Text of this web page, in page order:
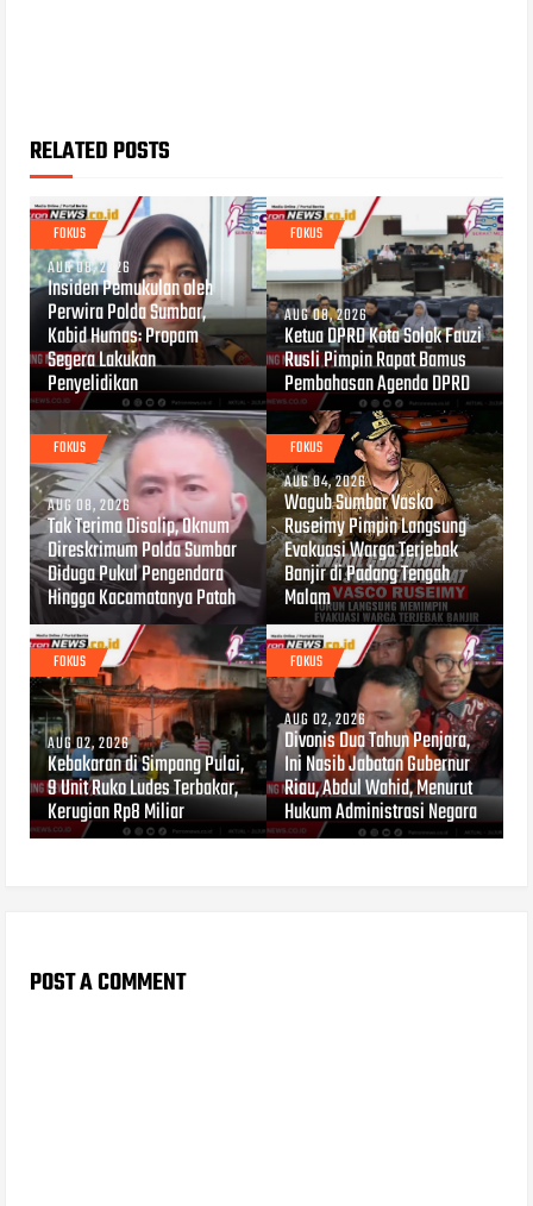
RELATED POSTS
FOKUS
AUG 08, 2026
Insiden Pemukulan oleh
Perwira Polda Sumbar,
Kabid Humas: Propam
Segera Lakukan
Penyelidikan
FOKUS
AUG 08, 2026
Ketua DPRD Kota Solok Fauzi
Rusli Pimpin Rapat Bamus
Pembahasan Agenda DPRD
FOKUS
AUG 08, 2026
Tak Terima Disalip, Oknum
Direskrimum Polda Sumbar
Diduga Pukul Pengendara
Hingga Kacamatanya Patah
FOKUS
AUG 04, 2026
Wagub Sumbar Vasko
Ruseimy Pimpin Langsung
Evakuasi Warga Terjebak
Banjir di Padang Tengah
Malam
FOKUS
AUG 02, 2026
Kebakaran di Simpang Pulai,
9 Unit Ruko Ludes Terbakar,
Kerugian Rp8 Miliar
FOKUS
AUG 02, 2026
Divonis Dua Tahun Penjara,
Ini Nasib Jabatan Gubernur
Riau, Abdul Wahid, Menurut
Hukum Administrasi Negara
POST A COMMENT